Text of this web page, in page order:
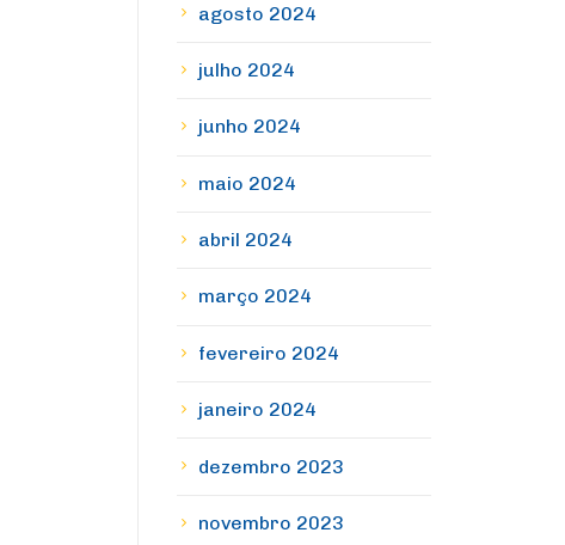
agosto 2024
julho 2024
junho 2024
maio 2024
abril 2024
março 2024
fevereiro 2024
janeiro 2024
dezembro 2023
novembro 2023